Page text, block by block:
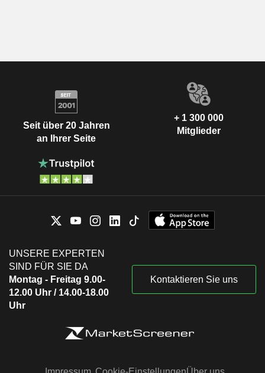
Seit über 20 Jahren
an Ihrer Seite
+ 1 300 000
Mitglieder
UNSERE EXPERTEN
SIND FÜR SIE DA
Montag - Freitag 9.00-
12.00 Uhr / 14.00-18.00
Uhr
Kontaktieren Sie uns